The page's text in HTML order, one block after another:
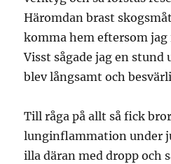
Häromdan brast
komma hem eftersom jag
Visst sågade jag en
blev långsamt och
Till råga på allt så fick
lunginflammation under
illa däran med dropp och